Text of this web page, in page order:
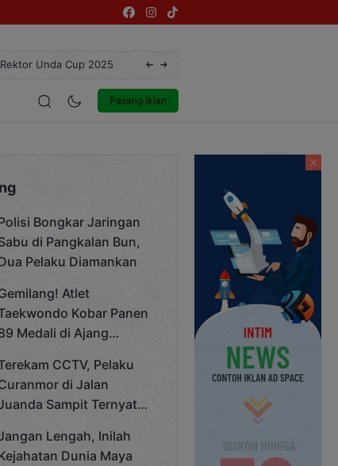
Unda Cup 2025 Terekam CCTV, Pelaku Curanmor di
Pasang Iklan
Entertainment
Bongkar Jaringan
di Pangkalan Bun,
Pelaku Diamankan
Atlet
Kobar Panen
Medali di Ajang
Cup 2025CCTV, Pelaku
di Jalan
Sampit Ternyata
Lengah, Inilah
Dunia Maya